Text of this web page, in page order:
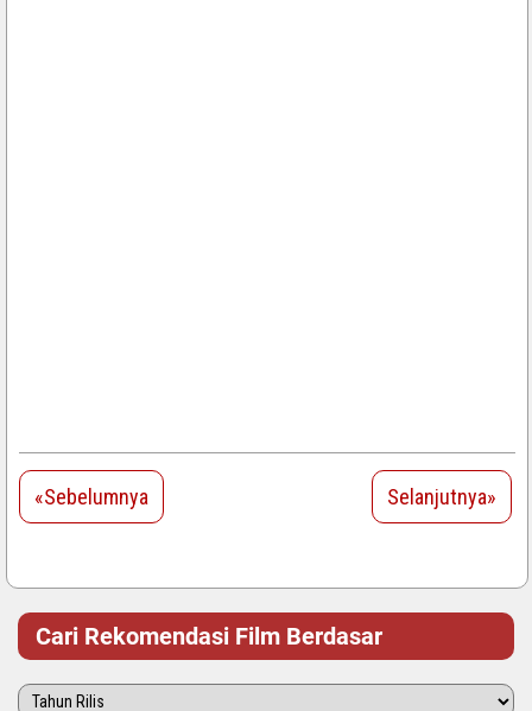
«Sebelumnya Selanjutnya»
Cari Rekomendasi Film Berdasar